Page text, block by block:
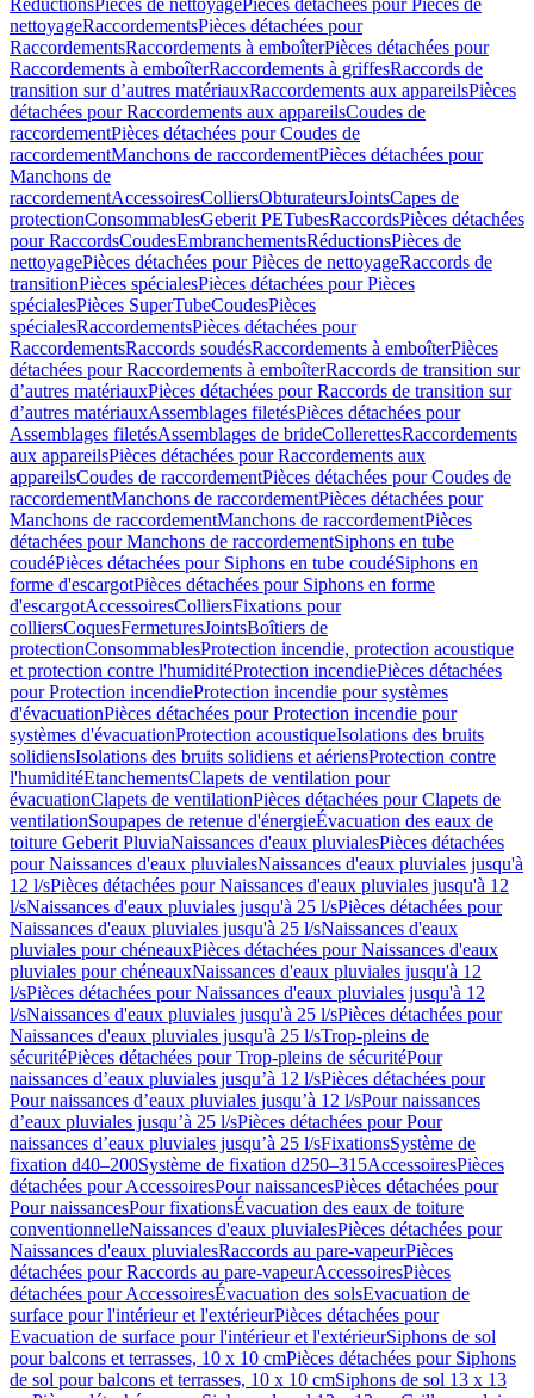
RéductionsPièces de nettoyagePièces détachées pour Pièces de
nettoyageRaccordementsPièces détachées pour
RaccordementsRaccordements à emboîterPièces détachées pour
Raccordements à emboîterRaccordements à griffesRaccords de
transition sur d’autres matériauxRaccordements aux appareilsPièces
détachées pour Raccordements aux appareilsCoudes de
raccordementPièces détachées pour Coudes de
raccordementManchons de raccordementPièces détachées pour
Manchons de
raccordementAccessoiresColliersObturateursJointsCapes de
protectionConsommablesGeberit PETubesRaccordsPièces détachées
pour RaccordsCoudesEmbranchementsRéductionsPièces de
nettoyagePièces détachées pour Pièces de nettoyageRaccords de
transitionPièces spécialesPièces détachées pour Pièces
spécialesPièces SuperTubeCoudesPièces
spécialesRaccordementsPièces détachées pour
RaccordementsRaccords soudésRaccordements à emboîterPièces
détachées pour Raccordements à emboîterRaccords de transition sur
d’autres matériauxPièces détachées pour Raccords de transition sur
d’autres matériauxAssemblages filetésPièces détachées pour
Assemblages filetésAssemblages de brideCollerettesRaccordements
aux appareilsPièces détachées pour Raccordements aux
appareilsCoudes de raccordementPièces détachées pour Coudes de
raccordementManchons de raccordementPièces détachées pour
Manchons de raccordementManchons de raccordementPièces
détachées pour Manchons de raccordementSiphons en tube
coudéPièces détachées pour Siphons en tube coudéSiphons en
forme d'escargotPièces détachées pour Siphons en forme
d'escargotAccessoiresColliersFixations pour
colliersCoquesFermeturesJointsBoîtiers de
protectionConsommablesProtection incendie, protection acoustique
et protection contre l'humiditéProtection incendiePièces détachées
pour Protection incendieProtection incendie pour systèmes
d'évacuationPièces détachées pour Protection incendie pour
systèmes d'évacuationProtection acoustiqueIsolations des bruits
solidiensIsolations des bruits solidiens et aériensProtection contre
l'humiditéEtanchementsClapets de ventilation pour
évacuationClapets de ventilationPièces détachées pour Clapets de
ventilationSoupapes de retenue d'énergieÉvacuation des eaux de
toiture Geberit PluviaNaissances d'eaux pluvialesPièces détachées
pour Naissances d'eaux pluvialesNaissances d'eaux pluviales jusqu'à
12 l/sPièces détachées pour Naissances d'eaux pluviales jusqu'à 12
l/sNaissances d'eaux pluviales jusqu'à 25 l/sPièces détachées pour
Naissances d'eaux pluviales jusqu'à 25 l/sNaissances d'eaux
pluviales pour chéneauxPièces détachées pour Naissances d'eaux
pluviales pour chéneauxNaissances d'eaux pluviales jusqu'à 12
l/sPièces détachées pour Naissances d'eaux pluviales jusqu'à 12
l/sNaissances d'eaux pluviales jusqu'à 25 l/sPièces détachées pour
Naissances d'eaux pluviales jusqu'à 25 l/sTrop-pleins de
sécuritéPièces détachées pour Trop-pleins de sécuritéPour
naissances d’eaux pluviales jusqu’à 12 l/sPièces détachées pour
Pour naissances d’eaux pluviales jusqu’à 12 l/sPour naissances
d’eaux pluviales jusqu’à 25 l/sPièces détachées pour Pour
naissances d’eaux pluviales jusqu’à 25 l/sFixationsSystème de
fixation d40–200Système de fixation d250–315AccessoiresPièces
détachées pour AccessoiresPour naissancesPièces détachées pour
Pour naissancesPour fixationsÉvacuation des eaux de toiture
conventionnelleNaissances d'eaux pluvialesPièces détachées pour
Naissances d'eaux pluvialesRaccords au pare-vapeurPièces
détachées pour Raccords au pare-vapeurAccessoiresPièces
détachées pour AccessoiresÉvacuation des solsEvacuation de
surface pour l'intérieur et l'extérieurPièces détachées pour
Evacuation de surface pour l'intérieur et l'extérieurSiphons de sol
pour balcons et terrasses, 10 x 10 cmPièces détachées pour Siphons
de sol pour balcons et terrasses, 10 x 10 cmSiphons de sol 13 x 13